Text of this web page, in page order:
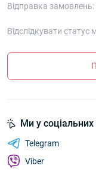
Відправка
Відслідкувати
Ми у
Telegram
Viber